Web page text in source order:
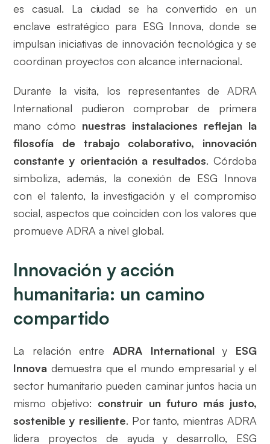
es casual. La ciudad se ha convertido en un
enclave estratégico para ESG Innova, donde se
impulsan iniciativas de innovación tecnológica y se
coordinan proyectos con alcance internacional.
Durante la visita, los representantes de ADRA
International pudieron comprobar de primera
mano cómo nuestras instalaciones reflejan la
filosofía de trabajo colaborativo, innovación
constante y orientación a resultados. Córdoba
simboliza, además, la conexión de ESG Innova
con el talento, la investigación y el compromiso
social, aspectos que coinciden con los valores que
promueve ADRA a nivel global.
Innovación y acción
humanitaria: un camino
compartido
La relación entre ADRA Internationaly ESG
Innova demuestra que el mundo empresarial y el
sector humanitario pueden caminar juntos hacia un
mismo objetivo: construir un futuro más justo,
sostenible y resiliente. Por tanto, mientras ADRA
lidera proyectos de ayuda y desarrollo, ESG